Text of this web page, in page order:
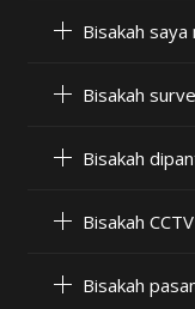
Bisakah
Bisakah
Bisakah
Bisakah
Bisakah